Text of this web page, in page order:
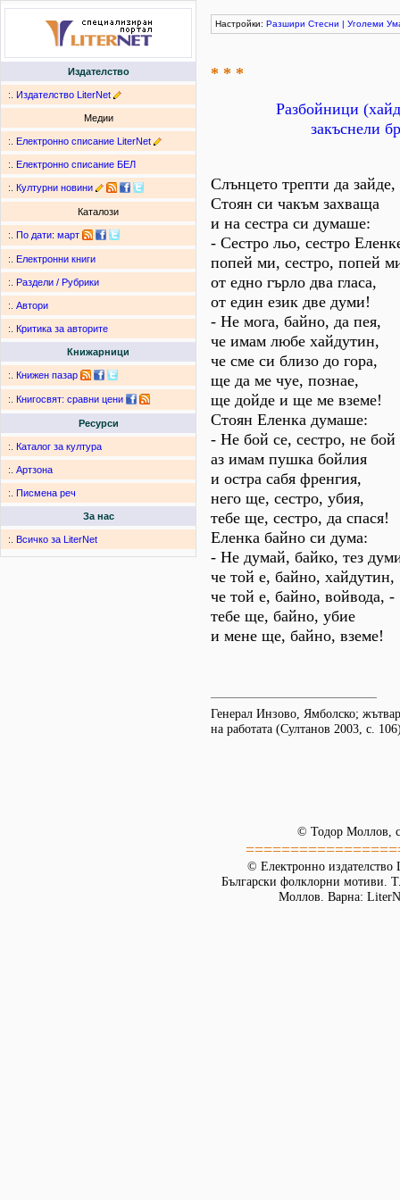
Издателство
:. Издателство LiterNet
Медии
:. Електронно списание LiterNet
:. Електронно списание БЕЛ
:. Културни новини
Каталози
:. По дати: март
:. Електронни книги
:. Раздели / Рубрики
:. Автори
:. Критика за авторите
Книжарници
:. Книжен пазар
:. Книгосвят: сравни цени
Ресурси
:. Каталог за култура
:. Артзона
:. Писмена реч
За нас
:. Всичко за LiterNet
Настройки: Разшири Стесни | Уголеми
* * *
Разбойници
закъснели
Слънцето трепти да зайде,
Стоян си чакъм захваща
и на сестра си думаше:
- Сестро льо, сестро
попей ми, сестро, попей
от едно гърло два гласа,
от един език две думи!
- Не мога, байно, да пея,
че имам любе хайдутин,
че сме си близо до гора,
ще да ме чуе, познае,
ще дойде и ще ме вземе!
Стоян Еленка думаше:
- Не бой се, сестро, не бой
аз имам пушка бойлия
и остра сабя френгия,
него ще, сестро, убия,
тебе ще, сестро, да спася!
Еленка байно си дума:
- Не думай, байко, тез
че той е, байно, хайдутин,
че той е, байно, войвода, -
тебе ще, байно, убие
и мене ще, байно, вземе!
Генерал Инзово, Ямболско;
на работата (Султанов 2003, с.
© Тодор Моллов,
© Електронно издателство
Български фолклорни мотиви.
Моллов. Варна: